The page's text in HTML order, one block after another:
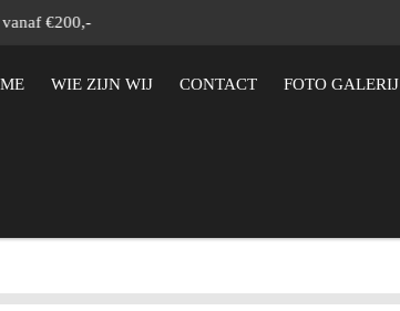
€200,-
WIE ZIJN WIJ CONTACT FOTO GALERIJ